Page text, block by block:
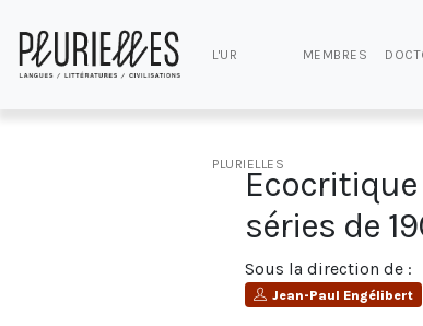
L'UR
PLURIELLES
MEMBRES
séries de
Sous la direction de :
Jean-Paul Engélibert